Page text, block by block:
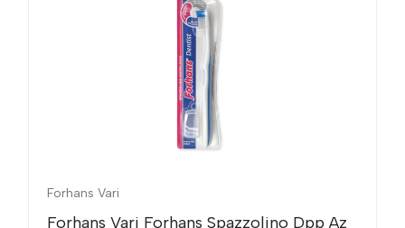
Forhans Vari
Forhans Vari Forhans Spazzolino Dpp Az